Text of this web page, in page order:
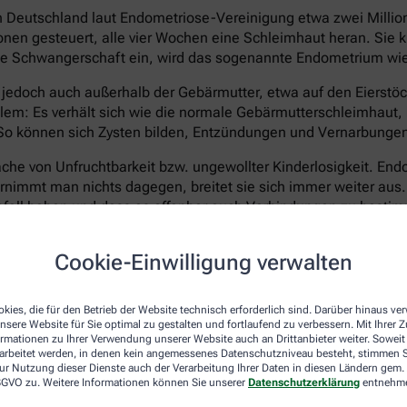
Cookie-Einwilligung verwalten
die für den Betrieb der Website technisch erforderlich sind. Darüber hinaus
Website für Sie optimal zu gestalten und fortlaufend zu verbessern. Mit Ihrer
zu Ihrer Verwendung unserer Website auch an Drittanbieter weiter. Soweit
werden, in denen kein angemessenes Datenschutzniveau besteht, stimmen
Nutzung dieser Dienste auch der Verarbeitung Ihrer Daten in diesen Ländern
zu. Weitere Informationen können Sie unserer Datenschutzerklärung
laut Endometriose-Vereinigung etwa zwei
gesteuert, alle vier Wochen eine Schleimhaut heran. Sie
Schwangerschaft ein, wird das sogenannte Endometrium
auch außerhalb der Gebärmutter, etwa auf den
Es verhält sich wie die normale
können sich Zysten bilden, Entzündungen und
von Unfruchtbarkeit bzw. ungewollter Kinderlosigkeit.
man nichts dagegen, breitet sie sich immer weiter
haben und dass es offenbar auch Verbindungen zu
nicht eindeutig geklärt. Ein fehlerhaft arbeitendes
erbliche Faktoren. Heilbar ist die Erkrankung bis heute
das Wachstum von neuen Wucherungen verhindern. Eine
mit Kinderwunsch kommt sie meist nicht infrage. Operativ
oder entfernt werden.
Kinderwunsch mehr hat, kann als radikale Option auch
die Symptome zwar dauerhaft verschwinden, versetzt